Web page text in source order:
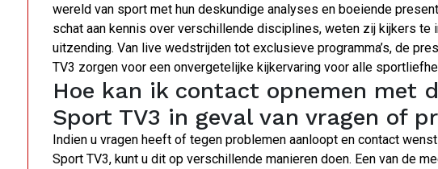
wereld van sport met hun deskundige analyses en boeiende
schat aan kennis over verschillende disciplines, weten zij kijkers te
uitzending. Van live wedstrijden tot exclusieve programma’s, de
TV3 zorgen voor een onvergetelijke kijkervaring voor alle
Hoe kan ik contact opnemen met
Sport TV3 in geval van vragen of
Indien u vragen heeft of tegen problemen aanloopt en contact
Sport TV3, kunt u dit op verschillende manieren doen. Een van de